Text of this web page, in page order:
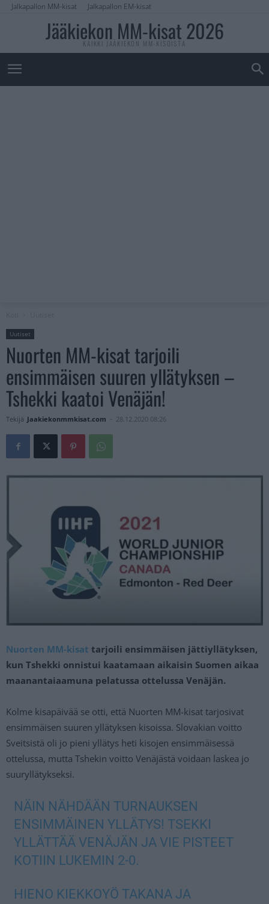
Jalkapallon MM-kisat Jalkapallon EM-kisat
Jääkiekon MM-kisat 2026
KAIKKI JÄÄKIEKON MM-KISOISTA
Uutiset
Nuorten MM-kisat tarjoili
ensimmäisen suuren yllätyksen –
Tshekki kaatoi Venäjän!
Tekijä Jaakiekonmmkisat.com - 28.12.2020 08:26
Nuorten MM-kisat tarjoili ensimmäisen jättiyllätyksen,
kun Tshekki onnistui kaatamaan aikaisin Suomen aikaa
maanantaiaamuna pelatussa ottelussa Venäjän.
Kolme kisapäivää se otti, että Nuorten MM-kisat tarjosivat
ensimmäisen suuren yllätyksen kisoissa. Slovakian voitto
Sveitsistä oli jo pieni yllätys heti kisojen ensimmäisessä
ottelussa, mutta Tshekin voitto Venäjästä voidaan laskea jo
suuryllätykseksi.
NÄIN NÄHDÄÄN TURNAUKSEN
ENSIMMÄINEN YLLÄTYS! TSEKKI
YLLÄTTÄÄ VENÄJÄN JA VIE PISTEET
KOTIIN LUKEMIN 2-0.
HIENO KIEKKOYÖ TAKANA JA